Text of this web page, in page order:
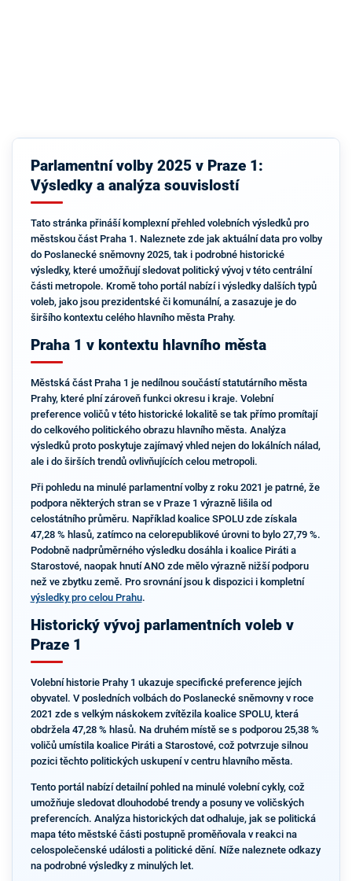
Parlamentní volby 2025 v Praze 1:
Výsledky a analýza souvislostí
Tato stránka přináší komplexní přehled volebních výsledků pro
městskou část Praha 1. Naleznete zde jak aktuální data pro volby
do Poslanecké sněmovny 2025, tak i podrobné historické
výsledky, které umožňují sledovat politický vývoj v této centrální
části metropole. Kromě toho portál nabízí i výsledky dalších typů
voleb, jako jsou prezidentské či komunální, a zasazuje je do
širšího kontextu celého hlavního města Prahy.
Praha 1 v kontextu hlavního města
Městská část Praha 1 je nedílnou součástí statutárního města
Prahy, které plní zároveň funkci okresu i kraje. Volební
preference voličů v této historické lokalitě se tak přímo promítají
do celkového politického obrazu hlavního města. Analýza
výsledků proto poskytuje zajímavý vhled nejen do lokálních nálad,
ale i do širších trendů ovlivňujících celou metropoli.
Při pohledu na minulé parlamentní volby z roku 2021 je patrné, že
podpora některých stran se v Praze 1 výrazně lišila od
celostátního průměru. Například koalice SPOLU zde získala
47,28 % hlasů, zatímco na celorepublikové úrovni to bylo 27,79 %.
Podobně nadprůměrného výsledku dosáhla i koalice Piráti a
Starostové, naopak hnutí ANO zde mělo výrazně nižší podporu
než ve zbytku země. Pro srovnání jsou k dispozici i kompletní
výsledky pro celou Prahu.
Historický vývoj parlamentních voleb v
Praze 1
Volební historie Prahy 1 ukazuje specifické preference jejích
obyvatel. V posledních volbách do Poslanecké sněmovny v roce
2021 zde s velkým náskokem zvítězila koalice SPOLU, která
obdržela 47,28 % hlasů. Na druhém místě se s podporou 25,38 %
voličů umístila koalice Piráti a Starostové, což potvrzuje silnou
pozici těchto politických uskupení v centru hlavního města.
Tento portál nabízí detailní pohled na minulé volební cykly, což
umožňuje sledovat dlouhodobé trendy a posuny ve voličských
preferencích. Analýza historických dat odhaluje, jak se politická
mapa této městské části postupně proměňovala v reakci na
celospolečenské události a politické dění. Níže naleznete odkazy
na podrobné výsledky z minulých let.